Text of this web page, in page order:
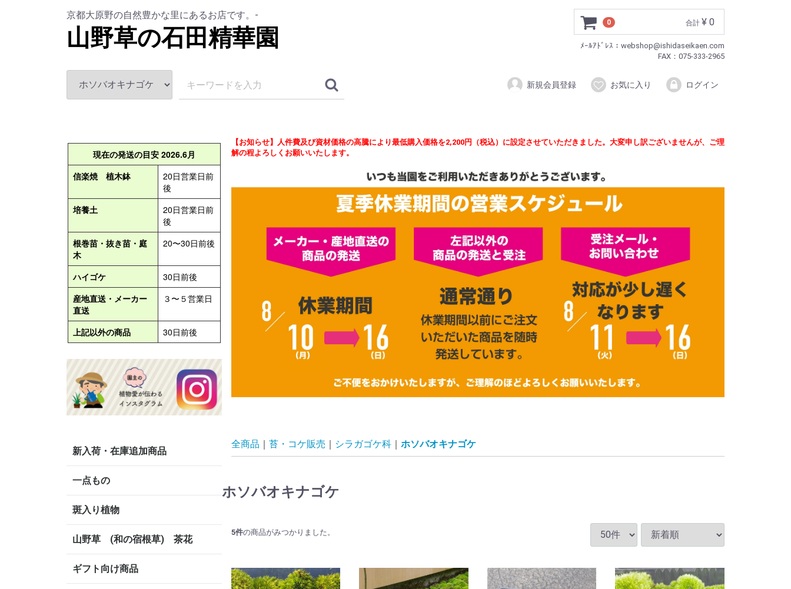
京都大原野の自然豊かな里にあるお店です。-
山野草の石田精華園
0 合計 ¥ 0
ﾒｰﾙｱﾄﾞﾚｽ：webshop@ishidaseikaen.com
FAX：075-333-2965
新規会員登録 お気に入り ログイン
新入荷・在庫追加商品
一点もの
斑入り植物
山野草 (和の宿根草) 茶花
ギフト向け商品
【お知らせ】人件費及び資材価格の高騰により最低購入価格を2,200円（税込）に設定させていただきました。大変申し訳ございませんが、ご理
解の程よろしくお願いいたします。
全商品 苔・コケ販売 シラガゴケ科 ホソバオキナゴケ
ホソバオキナゴケ
5件の商品がみつかりました。